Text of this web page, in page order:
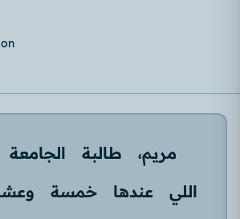
مريم، طالبة الجامعة
اللي
عندها خمسة